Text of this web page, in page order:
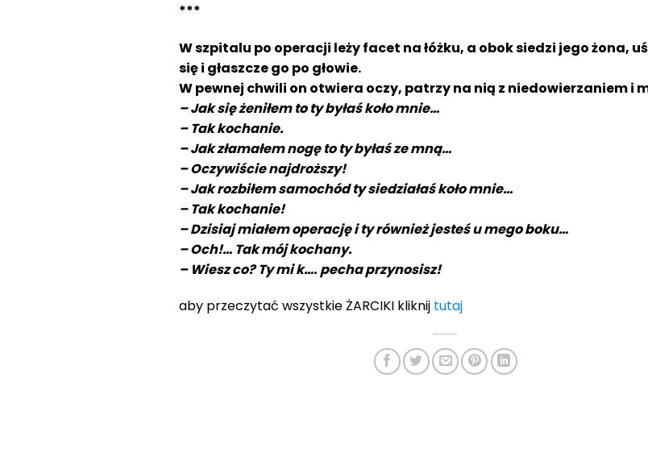
***
W szpitalu po operacji leży facet na łóżku, a obok siedzi jego żona,
się i głaszcze go po głowie.
W pewnej chwili on otwiera oczy, patrzy na nią z niedowierzaniem i
– Jak się żeniłem to ty byłaś koło mnie…
– Tak kochanie.
– Jak złamałem nogę to ty byłaś ze mną…
– Oczywiście najdroższy!
– Jak rozbiłem samochód ty siedziałaś koło mnie…
– Tak kochanie!
– Dzisiaj miałem operację i ty również jesteś u mego boku…
– Och!… Tak mój kochany.
– Wiesz co? Ty mi k…. pecha przynosisz!
aby przeczytać wszystkie ŻARCIKI kliknij tutaj